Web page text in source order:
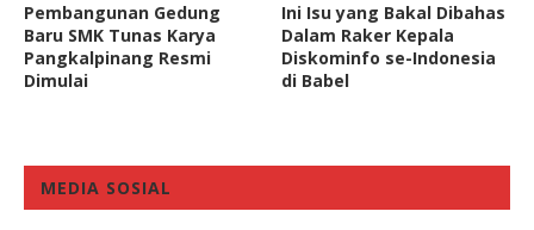
Pembangunan Gedung
Baru SMK Tunas Karya
Pangkalpinang Resmi
Dimulai
Ini Isu yang Bakal Dibahas
Dalam Raker Kepala
Diskominfo se-Indonesia
di Babel
MEDIA SOSIAL